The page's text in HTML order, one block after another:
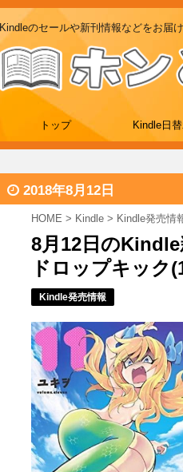
Kindleのセールや新刊情報などをお届
トップ Kindle日
2018年8月12日
HOME > Kindle > Kindle発売情
8月12日の
ドロップキック
Kindle発売情報